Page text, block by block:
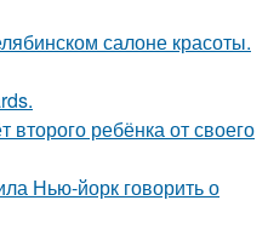
салоне красоты.
второго ребёнка от своего
Нью-йорк говорить о